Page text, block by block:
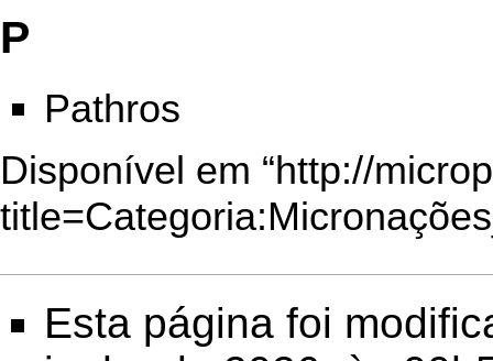
P
Pathros
Disponível em “http://
Esta página foi